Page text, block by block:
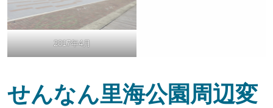
2017年4月
せんなん里海公園周辺変